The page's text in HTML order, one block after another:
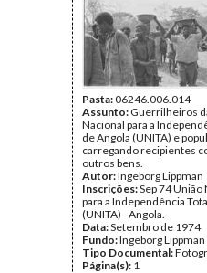
Pasta:06246.006.014
Assunto: Guerrilheiros
Nacional para a
de Angola (UNITA) e
carregando recipientes
outros bens.
Autor:Ingeborg Lippman
Inscrições:Sep 74 União
para a Independência
(UNITA) - Angola.
Data:Setembro de 1974
Fundo:Ingeborg Lippman
Tipo Documental:
Página(s): 1